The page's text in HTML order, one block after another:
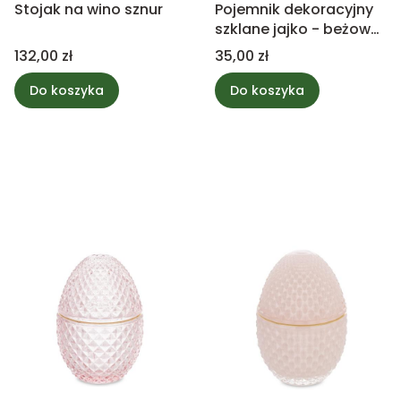
Stojak na wino sznur
Cena
132,00 zł
Do koszyka
Pojemnik dekoracyjny
szklane jajko - beżowy
11,5cm
Cena
35,00 zł
Do koszyka